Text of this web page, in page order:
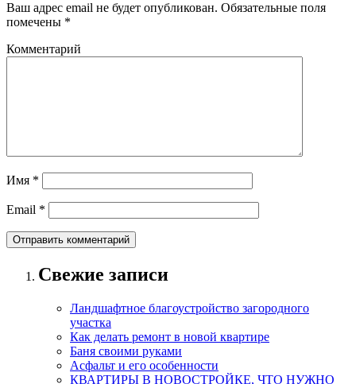
Ваш адрес email не будет опубликован. Обязательные поля
помечены *
Комментарий
Имя *
Email *
Свежие записи
Ландшафтное благоустройство загородного
участка
Как делать ремонт в новой квартире
Баня своими руками
Асфальт и его особенности
КВАРТИРЫ В НОВОСТРОЙКЕ, ЧТО НУЖНО